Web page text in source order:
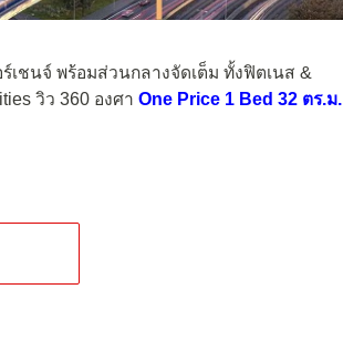
เชนจ์ พร้อมส่วนกลางจัดเต็ม ทั้งฟิตเนส &
วิว 360 องศา One Price 1 Bed 32 ตร.ม.